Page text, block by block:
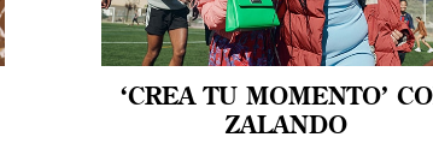
‘CREA TU MOMENTO’
ZALANDO